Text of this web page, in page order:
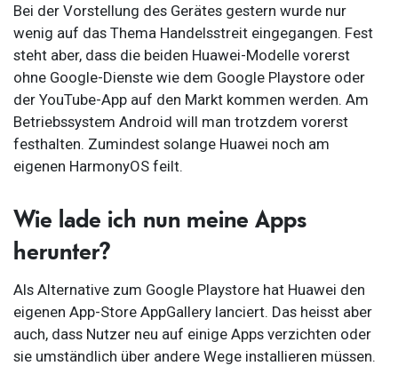
Bei der Vorstellung des Gerätes gestern wurde nur
wenig auf das Thema Handelsstreit eingegangen. Fest
steht aber, dass die beiden Huawei-Modelle vorerst
ohne Google-Dienste wie dem Google Playstore oder
der YouTube-App auf den Markt kommen werden. Am
Betriebssystem Android will man trotzdem vorerst
festhalten. Zumindest solange Huawei noch am
eigenen HarmonyOS feilt.
Wie lade ich nun meine Apps
herunter?
Als Alternative zum Google Playstore hat Huawei den
eigenen App-Store AppGallery lanciert. Das heisst aber
auch, dass Nutzer neu auf einige Apps verzichten oder
sie umständlich über andere Wege installieren müssen.